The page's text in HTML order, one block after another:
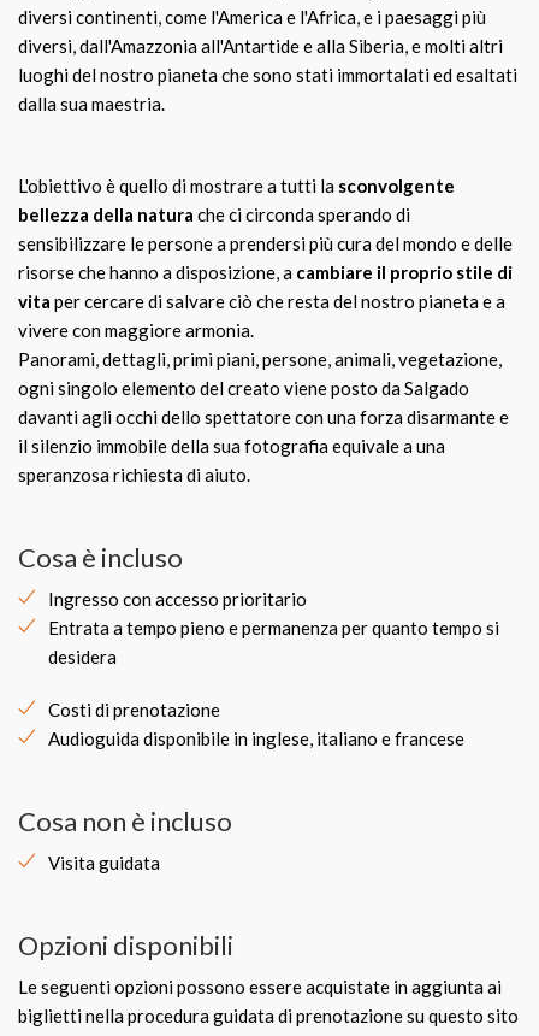
diversi continenti, come l'America e l'Africa, e i paesaggi più
diversi, dall'Amazzonia all'Antartide e alla Siberia, e molti altri
luoghi del nostro pianeta che sono stati immortalati ed esaltati
dalla sua maestria.
L'obiettivo è quello di mostrare a tutti la sconvolgente
bellezza della natura che ci circonda sperando di
sensibilizzare le persone a prendersi più cura del mondo e delle
risorse che hanno a disposizione, a cambiare il proprio stile di
vita per cercare di salvare ciò che resta del nostro pianeta e a
vivere con maggiore armonia.
Panorami, dettagli, primi piani, persone, animali, vegetazione,
ogni singolo elemento del creato viene posto da Salgado
davanti agli occhi dello spettatore con una forza disarmante e
il silenzio immobile della sua fotografia equivale a una
speranzosa richiesta di aiuto.
Cosa è incluso
Ingresso con accesso prioritario
Entrata a tempo pieno e permanenza per quanto tempo si
desidera
Costi di prenotazione
Audioguida disponibile in inglese, italiano e francese
Cosa non è incluso
Visita guidata
Opzioni disponibili
Le seguenti opzioni possono essere acquistate in aggiunta ai
biglietti nella procedura guidata di prenotazione su questo sito